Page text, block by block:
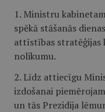
1. Ministru
spēkā stāšanās
attīstības stratēģijas
nolikumu.
2. Līdz attiecīgu
izdošanai
un tās Prezidija